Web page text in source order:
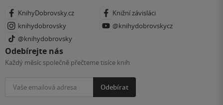
KnihyDobrovsky.cz
Knižní závisláci
knihydobrovsky
@knihydobrovskycz
@knihydobrovsky
Odebírejte nás
Každý měsíc společně přečteme tisíce knih
Odebírat